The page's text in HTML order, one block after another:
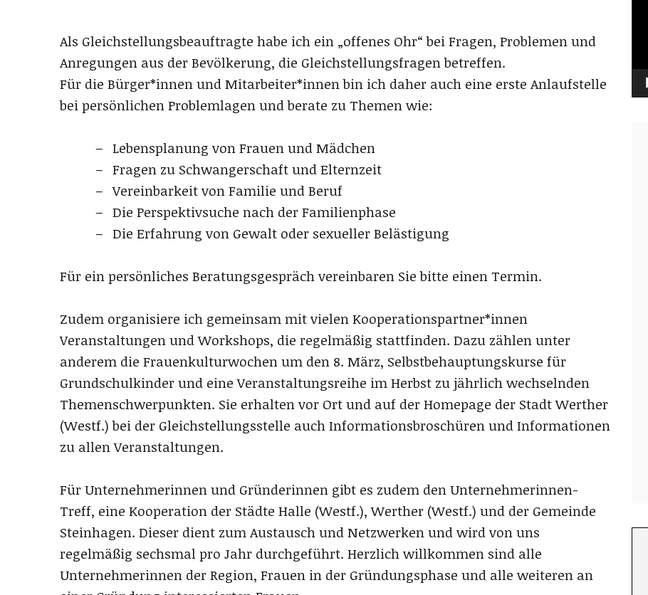
Als Gleichstellungsbeauftragte habe ich ein „offenes Ohr“ bei Fragen, Problemen und
Anregungen aus der Bevölkerung, die Gleichstellungsfragen betreffen.
Für die Bürger*innen und Mitarbeiter*innen bin ich daher auch eine erste Anlaufstelle
bei persönlichen Problemlagen und berate zu Themen wie:
Lebensplanung von Frauen und Mädchen
Fragen zu Schwangerschaft und Elternzeit
Vereinbarkeit von Familie und Beruf
Die Perspektivsuche nach der Familienphase
Die Erfahrung von Gewalt oder sexueller Belästigung
Für ein persönliches Beratungsgespräch vereinbaren Sie bitte einen Termin.
Zudem organisiere ich gemeinsam mit vielen Kooperationspartner*innen
Veranstaltungen und Workshops, die regelmäßig stattfinden. Dazu zählen unter
anderem die Frauenkulturwochen um den 8. März, Selbstbehauptungskurse für
Grundschulkinder und eine Veranstaltungsreihe im Herbst zu jährlich wechselnden
Themenschwerpunkten. Sie erhalten vor Ort und auf der Homepage der Stadt Werther
(Westf.) bei der Gleichstellungsstelle auch Informationsbroschüren und Informationen
zu allen Veranstaltungen.
Für Unternehmerinnen und Gründerinnen gibt es zudem den Unternehmerinnen-
Treff, eine Kooperation der Städte Halle (Westf.), Werther (Westf.) und der Gemeinde
Steinhagen. Dieser dient zum Austausch und Netzwerken und wird von uns
regelmäßig sechsmal pro Jahr durchgeführt. Herzlich willkommen sind alle
Unternehmerinnen der Region, Frauen in der Gründungsphase und alle weiteren an